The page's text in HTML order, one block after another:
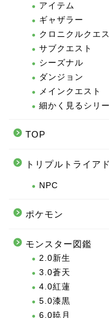
アイテム
ギャザラー
クロニクルクエ
サブクエスト
シーズナル
ダンジョン
メインクエスト
細かく見るシリ
TOP
トリプルトライアド
NPC
ポケモン
モンスター図鑑
2.0新生
3.0蒼天
4.0紅蓮
5.0漆黒
6.0暁月